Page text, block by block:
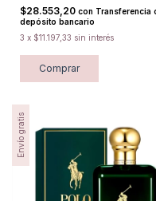
$28.553,20 con Transferencia
depósito bancario
3 x $11.197,33 sin interés
Envío gratis